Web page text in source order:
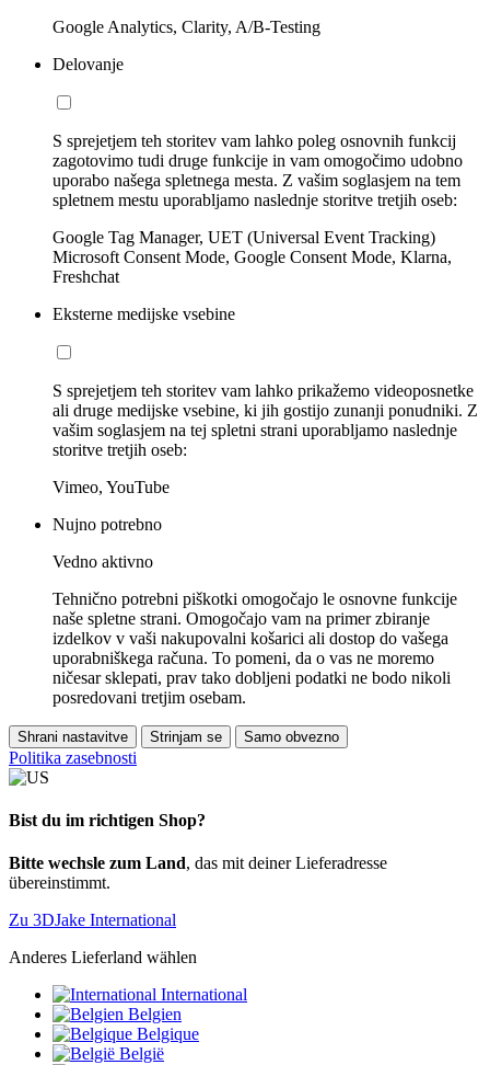
Google Analytics, Clarity, A/B-Testing
Delovanje
S sprejetjem teh storitev vam lahko poleg osnovnih funkcij
zagotovimo tudi druge funkcije in vam omogočimo udobno
uporabo našega spletnega mesta. Z vašim soglasjem na tem
spletnem mestu uporabljamo naslednje storitve tretjih oseb:
Google Tag Manager, UET (Universal Event Tracking)
Microsoft Consent Mode, Google Consent Mode, Klarna,
Freshchat
Eksterne medijske vsebine
S sprejetjem teh storitev vam lahko prikažemo videoposnetke
ali druge medijske vsebine, ki jih gostijo zunanji ponudniki. Z
vašim soglasjem na tej spletni strani uporabljamo naslednje
storitve tretjih oseb:
Vimeo, YouTube
Nujno potrebno
Vedno aktivno
Tehnično potrebni piškotki omogočajo le osnovne funkcije
naše spletne strani. Omogočajo vam na primer zbiranje
izdelkov v vaši nakupovalni košarici ali dostop do vašega
uporabniškega računa. To pomeni, da o vas ne moremo
ničesar sklepati, prav tako dobljeni podatki ne bodo nikoli
posredovani tretjim osebam.
Shrani nastavitve Strinjam se Samo obvezno
Politika zasebnosti
Bist du im richtigen Shop?
Bitte wechsle zum Land, das mit deiner Lieferadresse
übereinstimmt.
Zu 3DJake International
Anderes Lieferland wählen
International
Belgien
Belgique
België